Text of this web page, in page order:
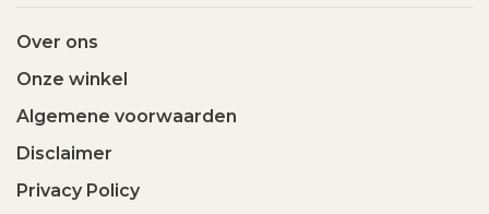
Over ons
Onze winkel
Algemene voorwaarden
Disclaimer
Privacy Policy